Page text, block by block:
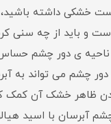
خشکی داشته باشید،
و باید از چه سنی
ناحیه ی دور چشم
دور چشم می تواند به
ظاهر خشک آن کمک
آبرسان با اسید